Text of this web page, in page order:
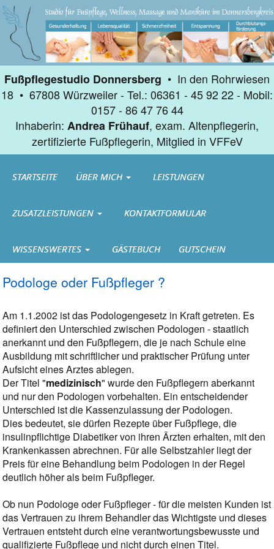
Fußpflegestudio Donnersberg • In den Rohrwiesen
18 • 67808 Würzweiler - Tel.: 06361 - 45 92 22 - Mobil:
0157 - 86 47 76 44
Inhaberin: Andrea Frühauf, exam. Altenpflegerin,
zertifizierte Fußpflegerin, Mitglied in VFFeV
STARTSEITE ÜBER MICH LEISTUNGEN
ZUSATZLEISTUNGEN KONTAKTFORMULAR
WISSENSWERTES GÄSTEBUCH GUTSCHEIN
Podologe oder Fußpfleger ?
Am 1.1.2002 ist das Podologengesetz in Kraft getreten. Es
definiert den Unterschied zwischen Podologen - staatlich
anerkannt und den Fußpflegern, die je nach Schule eine
Ausbildung mit schriftlicher und praktischer Prüfung unter
Aufsicht eines Arztes ablegen.
Der Titel "medizinisch" wurde den Fußpflegern aberkannt
und nur den Podologen vorbehalten. Ein entscheidender
Unterschied ist die Kassenzulassung der Podologen.
Dies bedeutet, sie dürfen Rezepte über Fußpflege, die
insulinpflichtige Diabetiker von ihren Ärzten erhalten, mit den
Krankenkassen abrechnen. Für alle Selbstzahler liegt der
Preis für eine Behandlung beim Podologen in der Regel
deutlich höher als beim Fußpfleger.
Ob nun Podologe oder Fußpfleger - für die meisten Kunden ist
das Vertrauen zu ihrem Behandler das Wichtigste und dieses
Vertrauen entsteht durch eine verantwortungsbewusste und
qualifizierte Fußpflege und nicht durch einen Titel.